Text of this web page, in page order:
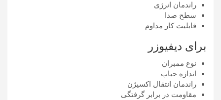
راندمان انرژی
سطح صدا
قابلیت کار مداوم
برای دیفیوزر
نوع ممبران
اندازه حباب
راندمان انتقال اکسیژن
مقاومت در برابر گرفتگی